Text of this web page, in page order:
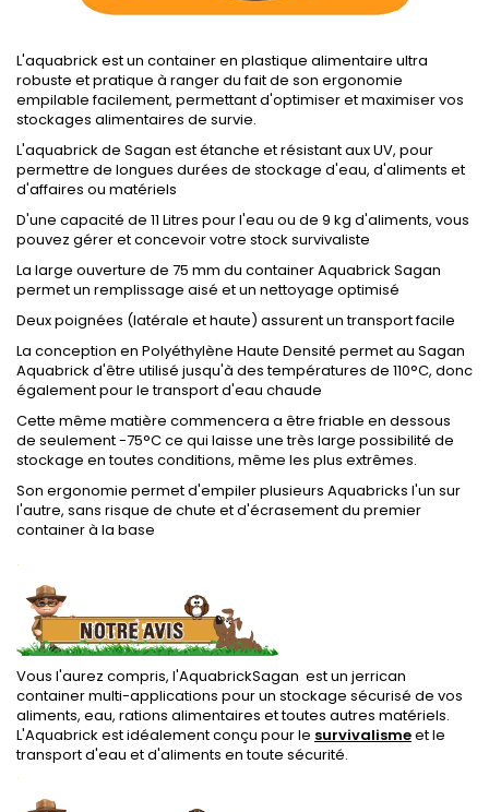
L'aquabrick est un container en plastique alimentaire ultra
robuste et pratique à ranger du fait de son ergonomie
empilable facilement, permettant d'optimiser et maximiser vos
stockages alimentaires de survie.
L'aquabrick de Sagan est étanche et résistant aux UV, pour
permettre de longues durées de stockage d'eau, d'aliments et
d'affaires ou matériels
D'une capacité de 11 Litres pour l'eau ou de 9 kg d'aliments, vous
pouvez gérer et concevoir votre stock survivaliste
La large ouverture de 75 mm du container Aquabrick Sagan
permet un remplissage aisé et un nettoyage optimisé
Deux poignées (latérale et haute) assurent un transport facile
La conception en Polyéthylène Haute Densité permet au Sagan
Aquabrick d'être utilisé jusqu'à des températures de 110°C, donc
également pour le transport d'eau chaude
Cette même matière commencera a être friable en dessous
de seulement -75°C ce qui laisse une très large possibilité de
stockage en toutes conditions, même les plus extrêmes.
Son ergonomie permet d'empiler plusieurs Aquabricks l'un sur
l'autre, sans risque de chute et d'écrasement du premier
container à la base
.
Vous l'aurez compris, l'AquabrickSagan est un jerrican
container multi-applications pour un stockage sécurisé de vos
aliments, eau, rations alimentaires et toutes autres matériels.
L'Aquabrick est idéalement conçu pour le survivalismeet le
transport d'eau et d'aliments en toute sécurité.
.